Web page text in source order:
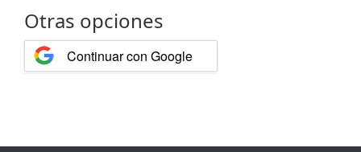
Otras opciones
Continuar con Google